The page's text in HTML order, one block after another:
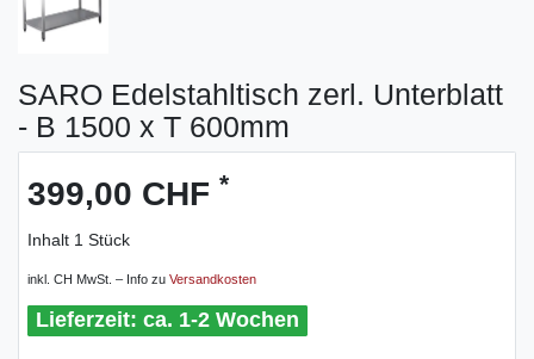
SARO Edelstahltisch zerl. Unterblatt
- B 1500 x T 600mm
399,00 CHF *
Inhalt 1 Stück
inkl. CH MwSt. – Info zu Versandkosten
ca. 1-2 Wochen